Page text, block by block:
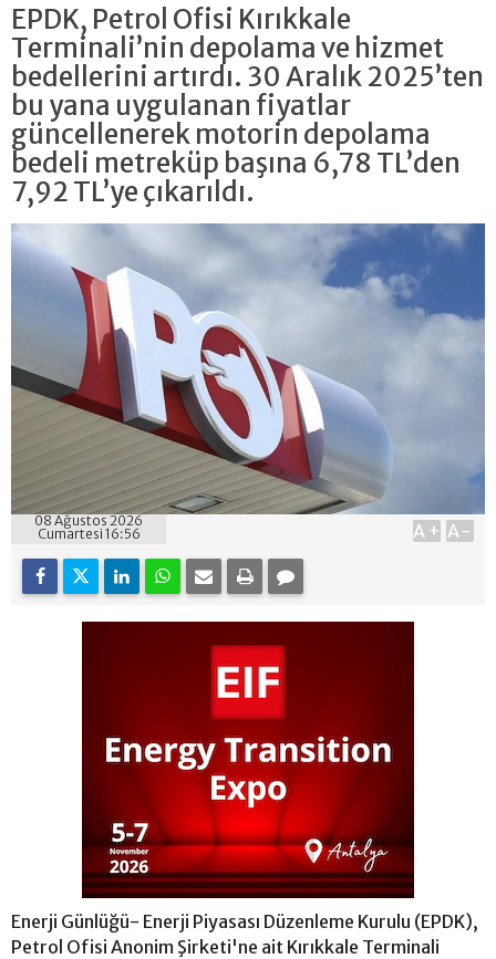
EPDK, Petrol Ofisi Kırıkkale
Terminali’nin depolama ve hizmet
bedellerini artırdı. 30 Aralık 2025’ten
bu yana uygulanan fiyatlar
güncellenerek motorin depolama
bedeli metreküp başına 6,78 TL’den
7,92 TL’ye çıkarıldı.
08 Ağustos 2026
Cumartesi 16:56
A+ A-
Enerji Günlüğü- Enerji Piyasası Düzenleme Kurulu (EPDK),
Petrol Ofisi Anonim Şirketi'ne ait Kırıkkale Terminali